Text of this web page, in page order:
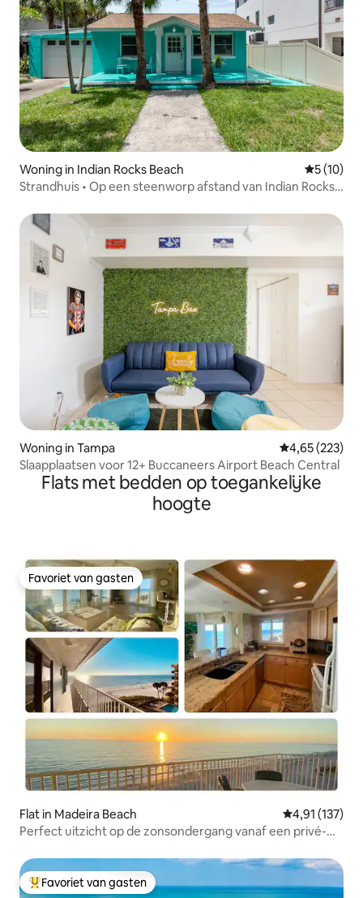
Woning in Indian Rocks Beach
5 (10)
Strandhuis • Op een steenworp afstand van Indian Rocks
Woning in Tampa Gemiddelde
4,65 (223)
Slaapplaatsen voor 12+ Buccaneers Airport Beach Central
Flats met bedden op toegankelijke
hoogte
Favoriet van gasten
Favoriet van gasten
Flat in Madeira Beach Gemiddelde
4,91 (137)
Perfect uitzicht op de zonsondergang vanaf een privé-
Topfavoriet van gasten
Favoriet van gasten